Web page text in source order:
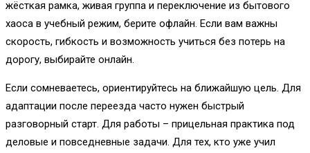
жёсткая рамка, живая группа и переключение из бытового
хаоса в учебный режим, берите офлайн. Если вам важны
скорость, гибкость и возможность учиться без потерь на
дорогу, выбирайте онлайн.
Если сомневаетесь, ориентируйтесь на ближайшую цель. Для
адаптации после переезда часто нужен быстрый
разговорный старт. Для работы – прицельная практика под
деловые и повседневные задачи. Для тех, кто уже учил